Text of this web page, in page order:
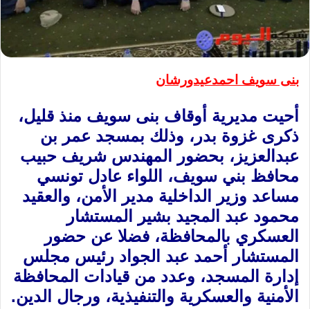
بنى سويف احمدعيدورشان
أحيت مديرية أوقاف بنى سويف منذ قليل،
ذكرى غزوة بدر، وذلك بمسجد عمر بن
عبدالعزيز، بحضور المهندس شريف حبيب
محافظ بني سويف، اللواء عادل تونسي
مساعد وزير الداخلية مدير الأمن، والعقيد
محمود عبد المجيد بشير المستشار
العسكري بالمحافظة، فضلا عن حضور
المستشار أحمد عبد الجواد رئيس مجلس
إدارة المسجد، وعدد من قيادات المحافظة
الأمنية والعسكرية والتنفيذية، ورجال الدين.